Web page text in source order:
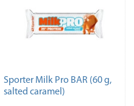
Sporter Milk Pro BAR (60 g,
salted caramel)